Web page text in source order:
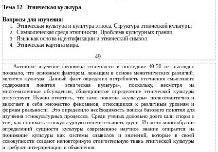
Тема 12.Этническая культура
Вопросы для изучения:
1. Этническая культура и культура этноса. Структура этнической культуры.
2. Символическая среда этничности. Проблема культурных границ.
3. Язык как основа идентификации и этнический символ.
4.
Этническая картина мира.
49
Активное изучение феномена этничности в последние 40-50 лет наглядно
показало, что основным фактором, лежащим в основе межэтнических различий,
является культура. Данный факт определил потребность уточнения смыслового
содержания понятия «этническая культура», поскольку, несмотря на
многочисленные обсуждения, общепринятое определение этнической культуры
отсутствует. Нужно отметить, что само понятие «культуры» полисемантично и
включает в себя множество феноменов, относящихся к различным уровням и
формам реальности. Это определило необходимость поиска базового понятия для
изучения этнокультурных процессов. Среди ученых довольно долго шли споры о
том, как понимать этнокультурную отличительность групп. Из всего многообразия
определений сущности культуры современное научное знание опирается на
понимание культуры как системы символов и значений, которые в своей
совокупности создают неповторимую отличительную ткань этнической культуры
и требуют интерпретации и объяснения.